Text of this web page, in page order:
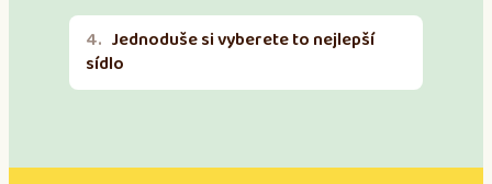
Jednoduše si vyberete to nejlepší
sídlo